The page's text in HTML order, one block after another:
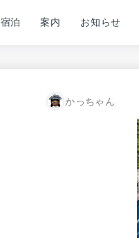
宿泊 案内 お知らせ
かっちゃん